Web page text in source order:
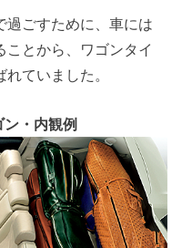
過ごすために、車には
とから、ワゴンタイ
ていました。
・内観例